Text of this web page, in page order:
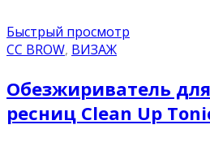
Быстрый просмотр
CC BROW, ВИЗАЖ
Обезжириватель
ресниц Clean Up